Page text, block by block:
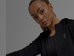
Varumärken
Bästsäljare